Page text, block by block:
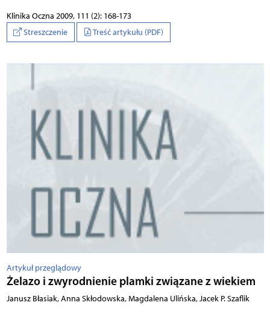
Klinika Oczna 2009, 111 (2): 168-173
Streszczenie
Treść artykułu (PDF)
Artykuł przeglądowy
Żelazo i zwyrodnienie plamki związane z wiekiem
Janusz Błasiak, Anna Skłodowska, Magdalena Ulińska, Jacek P. Szaflik